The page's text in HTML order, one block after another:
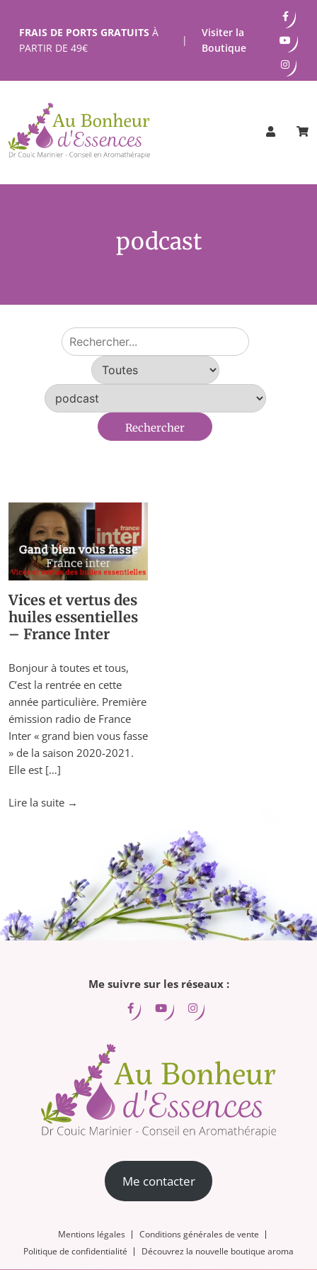
contenu
FRAIS DE PORTS GRATUITS À
PARTIR DE 49€
|
Visiter la
Boutique
podcast
Vices et vertus des
huiles essentielles
– France Inter
Bonjour à toutes et tous,
C’est la rentrée en cette
année particulière. Première
émission radio de France
Inter « grand bien vous fasse
» de la saison 2020-2021.
Elle est […]
Lire la suite "Vices
essentielles
–
France
Inter"
→
Me suivre sur les réseaux :
Me contacter
Mentions légales
Conditions générales de vente
Politique de confidentialité
Découvrez la nouvelle boutique aroma